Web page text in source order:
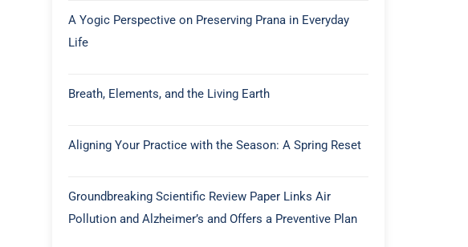
A Yogic Perspective on Preserving Prana in Everyday
Life
Breath, Elements, and the Living Earth
Aligning Your Practice with the Season: A Spring Reset
Groundbreaking Scientific Review Paper Links Air
Pollution and Alzheimer’s and Offers a Preventive Plan